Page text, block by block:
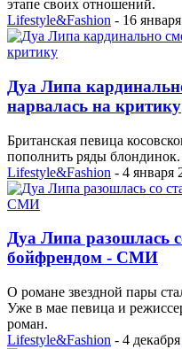
этапе своих отношений.
Lifestyle&Fashion - 16
Дуа Липа
нарвалась на критику
Британская певица
пополнить ряды блондинок.
Lifestyle&Fashion - 4 января
Дуа Липа разошлась
бойфрендом - СМИ
О романе звездной пары
Уже в мае певица и
роман.
Lifestyle&Fashion - 4